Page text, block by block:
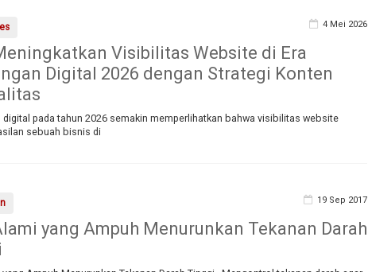
4 Mei 2026
Visibilitas Website di Era
Digital 2026 dengan Strategi Konten
digital pada tahun 2026 semakin memperlihatkan bahwa visibilitas website
sebuah bisnis di
19 Sep 2017
yang Ampuh Menurunkan Tekanan Darah